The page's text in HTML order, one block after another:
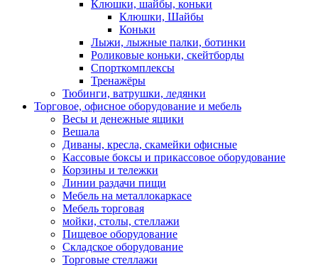
Клюшки, шайбы, коньки
Клюшки, Шайбы
Коньки
Лыжи, лыжные палки, ботинки
Роликовые коньки, скейтборды
Спорткомплексы
Тренажёры
Тюбинги, ватрушки, ледянки
Торговое, офисное оборудование и мебель
Весы и денежные ящики
Вешала
Диваны, кресла, скамейки офисные
Кассовые боксы и прикассовое оборудование
Корзины и тележки
Линии раздачи пищи
Мебель на металлокаркасе
Мебель торговая
мойки, столы, стеллажи
Пищевое оборудование
Складское оборудование
Торговые стеллажи